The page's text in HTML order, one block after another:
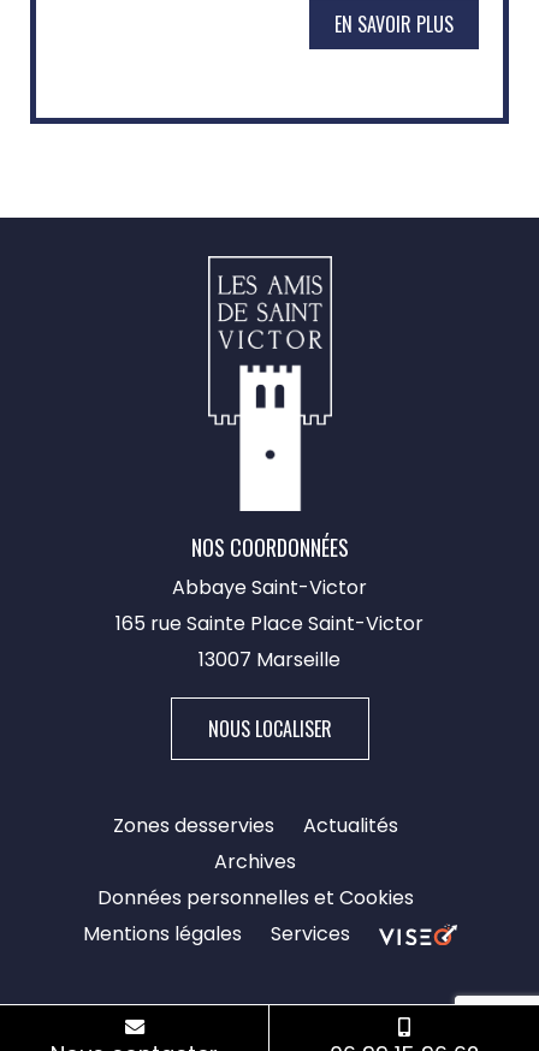
EN SAVOIR PLUS
NOS COORDONNÉES
Abbaye Saint-Victor
165 rue Sainte Place Saint-Victor
13007 Marseille​
NOUS LOCALISER
Zones desservies
Actualités
Archives
Données personnelles et Cookies
Mentions légales
Services